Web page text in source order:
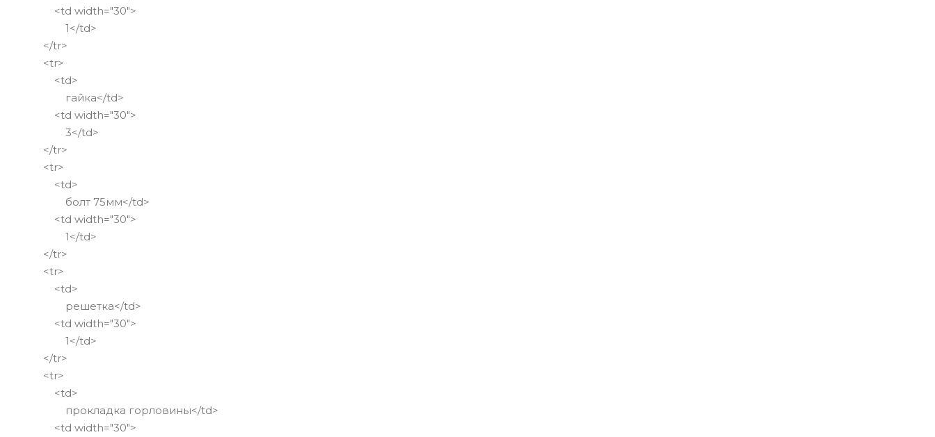
<td width="30">
1</td>
</tr>
<tr>
<td>
гайка</td>
<td width="30">
3</td>
</tr>
<tr>
<td>
болт 75мм</td>
<td width="30">
1</td>
</tr>
<tr>
<td>
решетка</td>
<td width="30">
1</td>
</tr>
<tr>
<td>
прокладка горловины</td>
<td width="30">